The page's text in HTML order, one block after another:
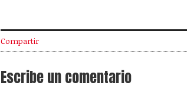
Compartir
Escribe un comentario